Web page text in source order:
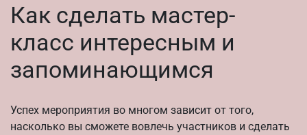
Как сделать мастер-
класс интересным и
запоминающимся
Успех мероприятия во многом зависит от того,
насколько вы сможете вовлечь участников и сделать